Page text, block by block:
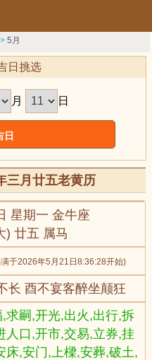
>5月
日挑选
月 日
三月廿五老黄历
星期一 金牛座
) 廿五 属马
于2026年5月21日8:36:28开始)
长 酉不宴客醉坐颠狂
求嗣,开光,出火,出行,拆
人口,开市,交易,立券,挂
床,安门,上樑,安葬,破土,